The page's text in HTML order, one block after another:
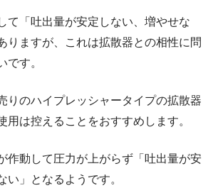
て「吐出量が安定しない、増やせな
りますが、これは拡散器との相性に問
す。
りのハイプレッシャータイプの拡散器
用は控えることをおすすめします。
作動して圧力が上がらず「吐出量が安
」となるようです。